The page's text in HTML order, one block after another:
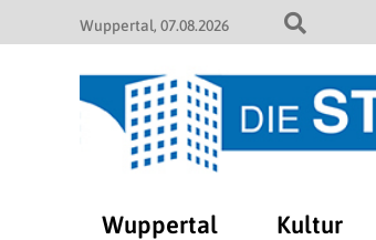
Wuppertal 07.08.2026
Wuppertal Kultur